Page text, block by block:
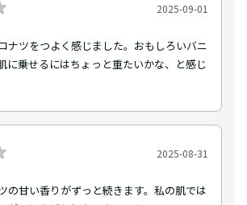
2025-09-01
ナツをつよく感じました。おもしろいバニ
に乗せるにはちょっと重たいかな、と感じ
2025-08-31
の甘い香りがずっと続きます。私の肌では